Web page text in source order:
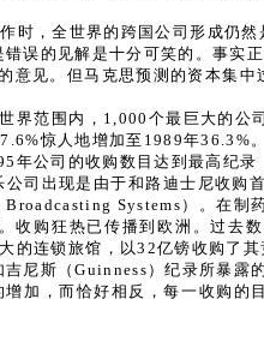
，全世界的跨国公司形成仍
误的见解是十分可笑的。事实
见。但马克思预测的资本集
范围内，1,000个最巨大的
惊人地增加至1989年36.3%。
公司的收购数目达到最高纪
司出现是由于和路迪士尼收
Systems）。在
购狂热已传播到欧洲。过去
连锁旅馆，以32亿镑收购了
尼斯（Guinness）纪录所暴露的
加，而恰好相反，每一收购